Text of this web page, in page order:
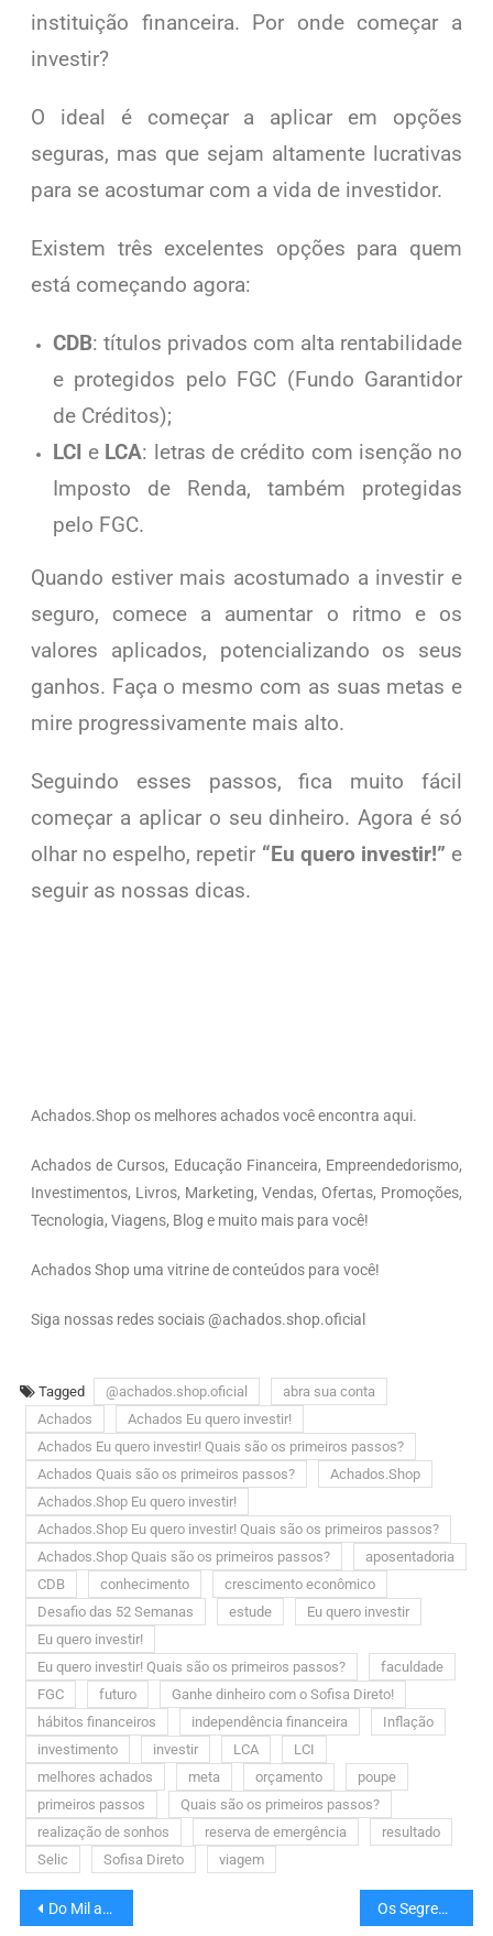
instituição financeira. Por onde começar a
investir?
O ideal é começar a aplicar em opções
seguras, mas que sejam altamente lucrativas
para se acostumar com a vida de investidor.
Existem três excelentes opções para quem
está começando agora:
CDB: títulos privados com alta rentabilidade
e protegidos pelo FGC (Fundo Garantidor
de Créditos);
LCI e LCA: letras de crédito com isenção no
Imposto de Renda, também protegidas
pelo FGC.
Quando estiver mais acostumado a investir e
seguro, comece a aumentar o ritmo e os
valores aplicados, potencializando os seus
ganhos. Faça o mesmo com as suas metas e
mire progressivamente mais alto.
Seguindo esses passos, fica muito fácil
começar a aplicar o seu dinheiro. Agora é só
olhar no espelho, repetir “Eu quero investir!” e
seguir as nossas dicas.
Achados.Shop os melhores achados você encontra aqui.
Achados de Cursos, Educação Financeira, Empreendedorismo,
Investimentos, Livros, Marketing, Vendas, Ofertas, Promoções,
Tecnologia, Viagens, Blog e muito mais para você!
Achados Shop uma vitrine de conteúdos para você!
Siga nossas redes sociais @achados.shop.oficial
Tagged @achados.shop.oficial
abra sua conta
Achados
Achados Eu quero investir!
Achados Eu quero investir! Quais são os primeiros passos?
Achados Quais são os primeiros passos?
Achados.Shop
Achados.Shop Eu quero investir!
Achados.Shop Eu quero investir! Quais são os primeiros passos?
Achados.Shop Quais são os primeiros passos?
aposentadoria
CDB
conhecimento
crescimento econômico
Desafio das 52 Semanas
estude
Eu quero investir
Eu quero investir!
Eu quero investir! Quais são os primeiros passos?
faculdade
FGC
futuro
Ganhe dinheiro com o Sofisa Direto!
hábitos financeiros
independência financeira
Inflação
investimento
investir LCA
LCI
melhores achados
meta orçamento
poupe
primeiros passos
Quais são os primeiros passos?
realização de sonhos
reserva de emergência
resultado
Selic
Sofisa Direto viagem
Do Mil ao Milhão. Sem Cortar o Cafezinho. Os Segredos da Mente Milionária